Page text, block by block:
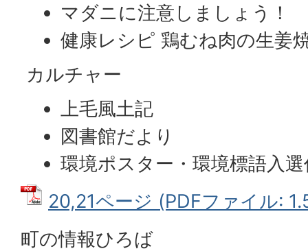
マダニに注意しましょう！
健康レシピ 鶏むね肉の生姜
カルチャー
上毛風土記
図書館だより
環境ポスター・環境標語入
20,21ページ (PDFファイル:
町の情報ひろば